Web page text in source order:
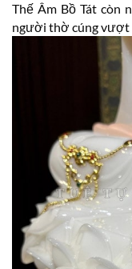
Thế Âm Bồ Tát còn
người thờ cúng vượt